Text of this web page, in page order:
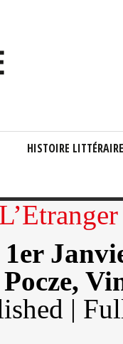
HISTOIRE LITTÉRAIRE
|